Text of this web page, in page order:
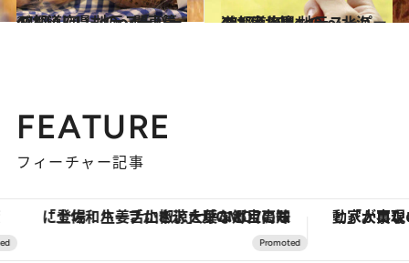
2017.1.21
47都道府県 地元スーパーのおいしいもの～関東篇～
グルメ 2017.1.19
47都道府県 地元スーパーのおいしいもの ～北海道・東北篇～
グルメ
FEATURE
フィーチャー記事
「土佐和ハーブかき氷」がOMO7高知に登場！生姜、山椒、大葉など目にも舌にも涼を呼ぶ郷土の味